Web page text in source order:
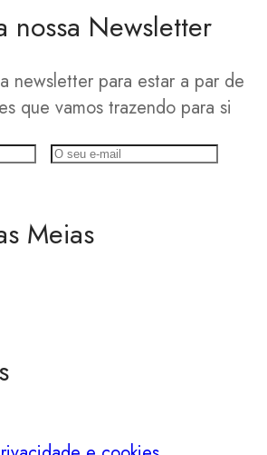
nossa Newsletter
newsletter para estar a par de
que vamos trazendo para si
Meias